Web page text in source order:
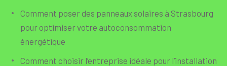
Comment poser des panneaux solaires à Strasbourg
pour optimiser votre autoconsommation
énergétique
Comment choisir l’entreprise idéale pour l’installation